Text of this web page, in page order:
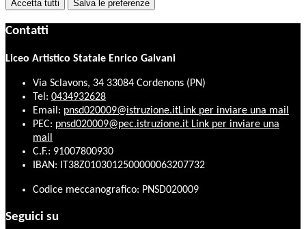
Accetta tutti Salva le preferenze
Contatti
Liceo Artistico Statale Enrico Galvani
Via Sclavons, 34 33084 Cordenons (PN)
Tel: 0434932628
Email: pnsd020009@istruzione.itLink per inviare una mail
PEC: pnsd020009@pec.istruzione.it Link per inviare una
mail
C.F.: 91007800930
IBAN: IT38Z0103012500000063207732
Codice meccanografico: PNSD020009
Seguici su